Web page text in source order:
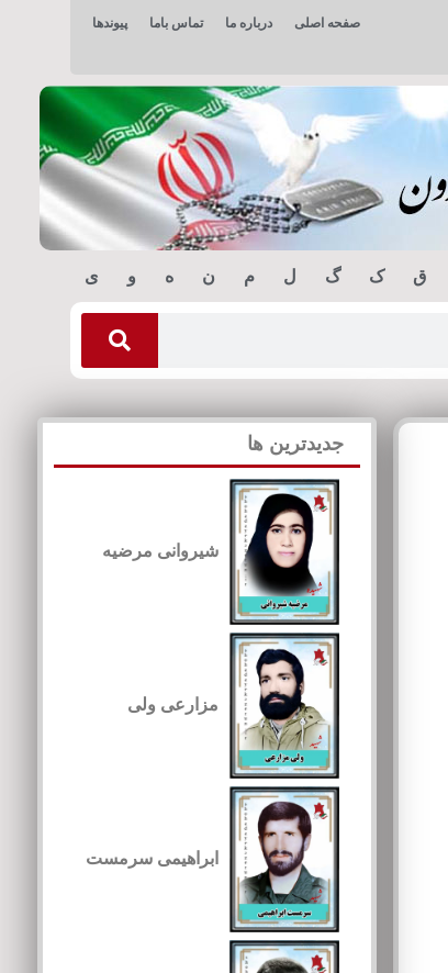
صفحه اصلی درباره ما تماس باما پیوندها
ق ک گ ل م ن ه و ی
جدیدترین ها
شیروانی مرضیه
مزارعی ولی
ابراهیمی سرمست